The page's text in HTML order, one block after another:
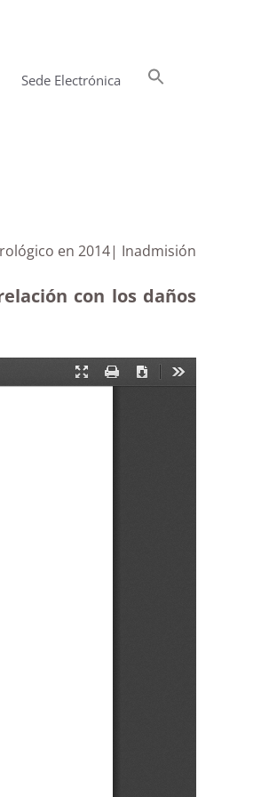
Sede Electrónica
en 2014| Inadmisión
con los daños